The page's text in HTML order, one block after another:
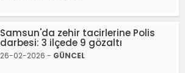
Samsun'da zehir tacirlerine Polis
darbesi: 3 ilçede 9 gözaltı
26-02-2026 - GÜNCEL